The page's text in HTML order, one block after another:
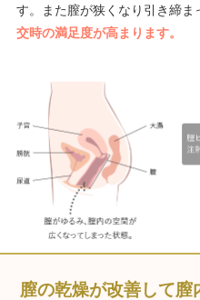
す。また膣が狭くなり引き締ま
交時の満足度が高まります。
膣の乾燥が改善して膣